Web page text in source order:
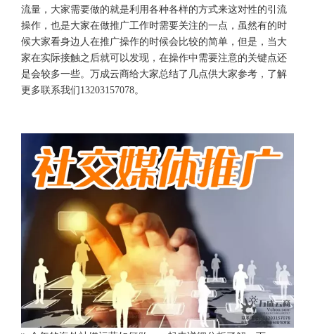
流量，大家需要做的就是利用各种各样的方式来这对性的引流
操作，也是大家在做推广工作时需要关注的一点，虽然有的时
候大家看身边人在推广操作的时候会比较的简单，但是，当大
家在实际接触之后就可以发现，在操作中需要注意的关键点还
是会较多一些。万成云商给大家总结了几点供大家参考，了解
更多联系我们13203157078。